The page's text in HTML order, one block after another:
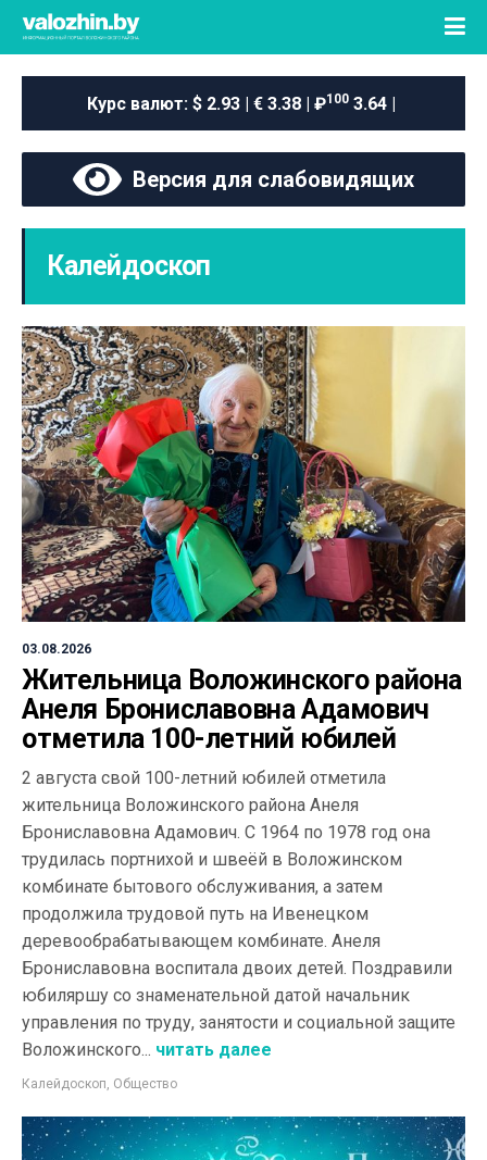
Курс валют: $ 2.93 | € 3.38 | ₽100 3.64 |
Версия для слабовидящих
Калейдоскоп
03.08.2026
Жительница Воложинского района
Анеля Брониславовна Адамович
отметила 100-летний юбилей
2 августа свой 100-летний юбилей отметила
жительница Воложинского района Анеля
Брониславовна Адамович. С 1964 по 1978 год она
трудилась портнихой и швеёй в Воложинском
комбинате бытового обслуживания, а затем
продолжила трудовой путь на Ивенецком
деревообрабатывающем комбинате. Анеля
Брониславовна воспитала двоих детей. Поздравили
юбиляршу со знаменательной датой начальник
управления по труду, занятости и социальной защите
Воложинского... читать далее
Калейдоскоп, Общество